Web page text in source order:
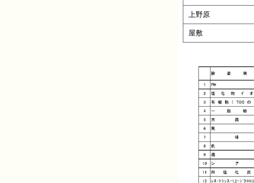
上野原
屋敷